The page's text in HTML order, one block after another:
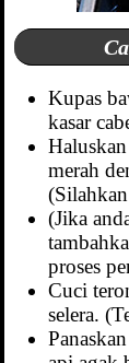
Kupas
kasar
merah
(Jika
proses
Cuci
selera.